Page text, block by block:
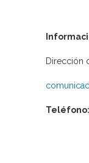
Dirección
Teléfono: